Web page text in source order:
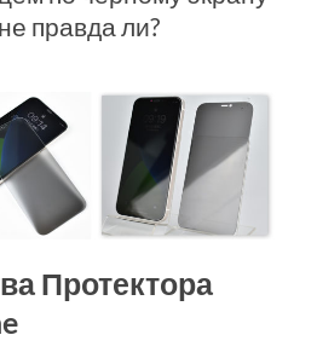
правда ли?
Протектора